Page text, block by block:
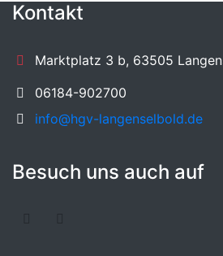
Kontakt
Marktplatz 3 b, 63505
06184-902700
info@hgv-langenselbold.de
Besuch uns auch auf